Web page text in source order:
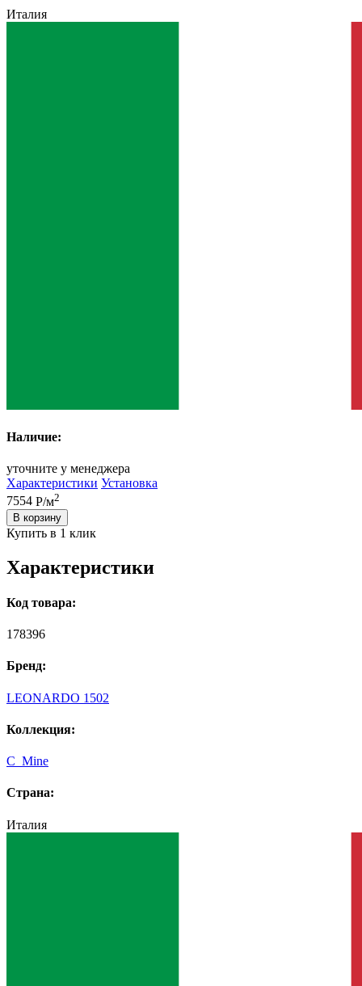
Италия
Наличие:
уточните у менеджера
Характеристики Установка
7554 Р/м2
В корзину
Купить в 1 клик
Характеристики
Код товара:
178396
Бренд:
LEONARDO 1502
Коллекция:
C_Mine
Страна:
Италия